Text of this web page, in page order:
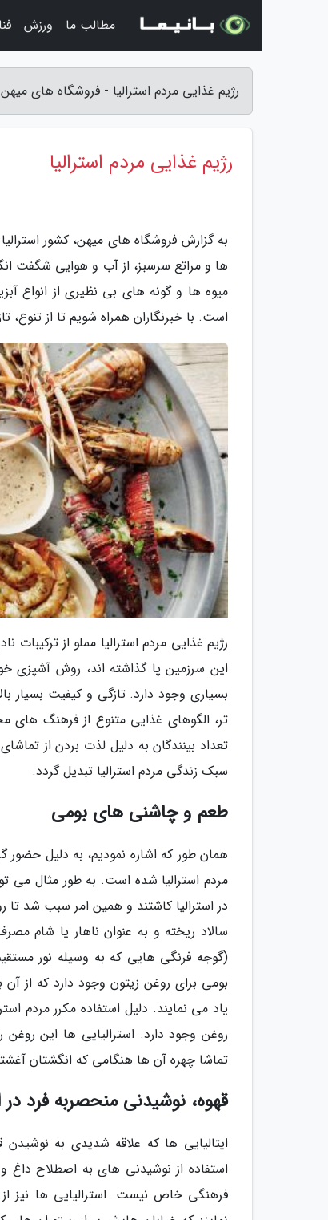
رژیم غذایی مردم استرالیا - فروشگاه های میهن
رژیم غذایی مردم استرالیا
به گزارش فروشگاه های میهن، کشور
ها و مراتع سرسبز، از آب و هوایی شگفت
میوه ها و گونه های بی نظیری از انواع
است. با خبرنگاران همراه شویم تا از تنوع،
این سرزمین پا گذاشته اند، روش آشپزی
بسیاری وجود دارد. تازگی و کیفیت بسیار
تر، الگوهای غذایی متنوع از فرهنگ های
تعداد بینندگان به دلیل لذت بردن از
سبک زندگی مردم استرالیا تبدیل گردد.
طعم و چاشنی های بومی
همان طور که اشاره نمودیم، به دلیل
مردم استرالیا شده است. به طور مثال می
در استرالیا کاشتند و همین امر سبب شد تا
سالاد ریخته و به عنوان ناهار یا شام
(گوجه فرنگی هایی که به وسیله نور
بومی برای روغن زیتون وجود دارد که از
یاد می نمایند. دلیل استفاده مکرر مردم
روغن وجود دارد. استرالیایی ها این
تماشا چهره آن ها هنگامی که انگشتان
قهوه، نوشیدنی منحصربه فرد در
ایتالیایی ها که علاقه شدیدی به نوشیدن
استفاده از نوشیدنی های به اصطلاح
فرهنگی خاص نیست. استرالیایی ها نیز
مطالب ما ورزش